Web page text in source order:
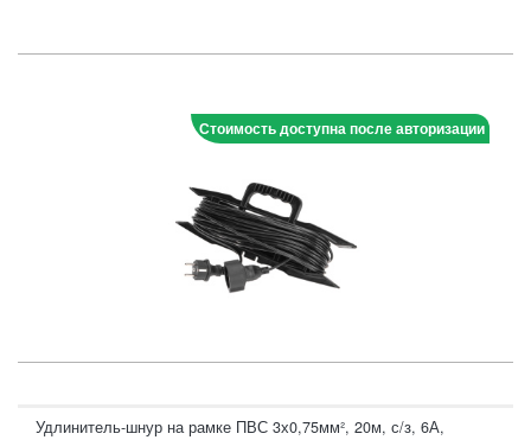
Стоимость доступна после авторизации
Удлинитель-шнур на рамке ПВС 3х0,75мм², 20м, с/з, 6А,